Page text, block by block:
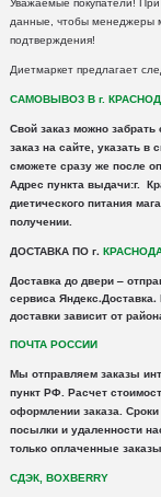
Уважаемые покупатели!
данные, чтобы менеджеры
подтверждения!
Диетмаркет предлагает
САМОВЫВОЗ В г.
Свой заказ можно
заказ на сайте, указать в
сможете сразу же после
Адрес пункта выдачи:г.
диетического питания
получении.
ДОСТАВКА ПО г.
Доставкадо двери –
сервиса Яндекс.Доставка.
доставки зависит от
ПОЧТА РОССИИ
Мы отправляем заказы
пункт РФ. Расчет
оформлении заказа.
посылки и удаленности
только оплаченные заказы.
СДЭК, BOXBERRY